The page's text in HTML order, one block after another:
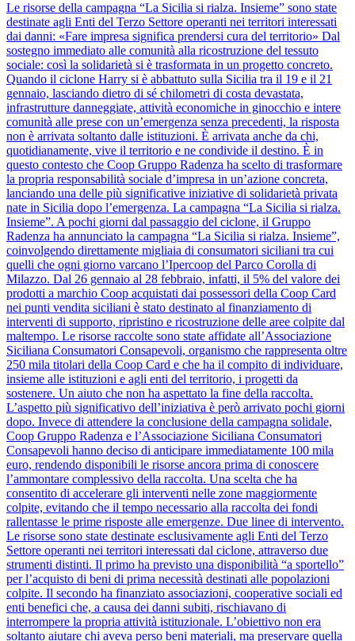
Le risorse della campagna “La Sicilia si rialza. Insieme” sono state
destinate agli Enti del Terzo Settore operanti nei territori interessati
dai danni: «Fare impresa significa prendersi cura del territorio» Dal
sostegno immediato alle comunità alla ricostruzione del tessuto
sociale: così la solidarietà si è trasformata in un progetto concreto.
Quando il ciclone Harry si è abbattuto sulla Sicilia tra il 19 e il 21
gennaio, lasciando dietro di sé chilometri di costa devastata,
infrastrutture danneggiate, attività economiche in ginocchio e intere
comunità alle prese con un’emergenza senza precedenti, la risposta
non è arrivata soltanto dalle istituzioni. È arrivata anche da chi,
quotidianamente, vive il territorio e ne condivide il destino. È in
questo contesto che Coop Gruppo Radenza ha scelto di trasformare
la propria responsabilità sociale d’impresa in un’azione concreta,
lanciando una delle più significative iniziative di solidarietà privata
nate in Sicilia dopo l’emergenza. La campagna “La Sicilia si rialza.
Insieme”. A pochi giorni dal passaggio del ciclone, il Gruppo
Radenza ha annunciato la campagna “La Sicilia si rialza. Insieme”,
coinvolgendo direttamente migliaia di consumatori siciliani tra cui
quelli che ogni giorno varcano l’Ipercoop del Parco Corolla di
Milazzo. Dal 26 gennaio al 28 febbraio, infatti, il 5% del valore dei
prodotti a marchio Coop acquistati dai possessori della Coop Card
nei punti vendita siciliani è stato destinato al finanziamento di
interventi di supporto, ripristino e ricostruzione delle aree colpite dal
maltempo. Le risorse raccolte sono state affidate all’Associazione
Siciliana Consumatori Consapevoli, organismo che rappresenta oltre
250 mila titolari della Coop Card e che ha il compito di individuare,
insieme alle istituzioni e agli enti del territorio, i progetti da
sostenere. Un aiuto che non ha aspettato la fine della raccolta.
L’aspetto più significativo dell’iniziativa è però arrivato pochi giorni
dopo. Invece di attendere la conclusione della campagna solidale,
Coop Gruppo Radenza e l’Associazione Siciliana Consumatori
Consapevoli hanno deciso di anticipare immediatamente 100 mila
euro, rendendo disponibili le risorse ancora prima di conoscere
l’ammontare complessivo della raccolta. Una scelta che ha
consentito di accelerare gli interventi nelle zone maggiormente
colpite, evitando che il tempo necessario alla raccolta dei fondi
rallentasse le prime risposte alle emergenze. Due linee di intervento.
Le risorse sono state destinate esclusivamente agli Enti del Terzo
Settore operanti nei territori interessati dal ciclone, attraverso due
strumenti distinti. Il primo ha previsto una disponibilità “a sportello”
per l’acquisto di beni di prima necessità destinati alle popolazioni
colpite. Il secondo ha finanziato associazioni, cooperative sociali ed
enti benefici che, a causa dei danni subiti, rischiavano di
interrompere la propria attività istituzionale. L’obiettivo non era
soltanto aiutare chi aveva perso beni materiali, ma preservare quella